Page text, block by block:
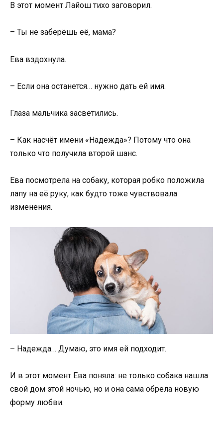
В этот момент Лайош тихо заговорил.
– Ты не заберёшь её, мама?
Ева вздохнула.
– Если она останется… нужно дать ей имя.
Глаза мальчика засветились.
– Как насчёт имени «Надежда»? Потому что она
только что получила второй шанс.
Ева посмотрела на собаку, которая робко положила
лапу на её руку, как будто тоже чувствовала
изменения.
– Надежда… Думаю, это имя ей подходит.
И в этот момент Ева поняла: не только собака нашла
свой дом этой ночью, но и она сама обрела новую
форму любви.